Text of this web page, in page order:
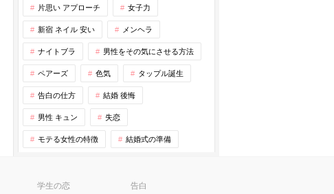
片思い アプローチ 女子力
新宿 ネイル 安い メンヘラ
ナイトブラ 男性をその気にさせる方法
ペアーズ 色気 タップル誕生
告白の仕方 結婚 後悔
男性 キュン 失恋
モテる女性の特徴 結婚式の準備
学生の恋 告白